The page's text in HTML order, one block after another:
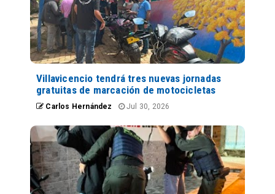
Villavicencio tendrá tres nuevas jornadas
gratuitas de marcación de motocicletas
Carlos Hernández Jul 30, 2026